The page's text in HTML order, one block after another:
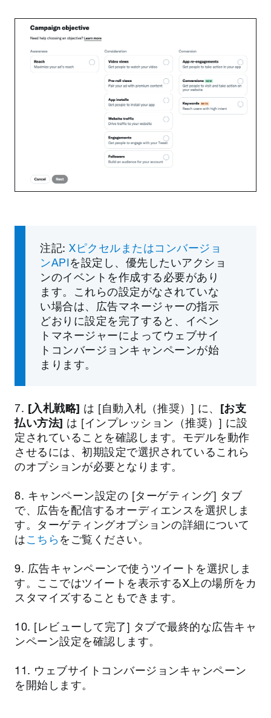
注記: Xピクセルまたはコンバージョ
ンAPIを設定し、優先したいアクショ
ンのイベントを作成する必要があり
ます。これらの設定がなされていな
い場合は、広告マネージャーの指示
どおりに設定を完了すると、イベン
トマネージャーによってウェブサイ
トコンバージョンキャンペーンが始
まります。
7. [入札戦略] は [自動入札（推奨）] に、 [お支
払い方法] は [インプレッション（推奨）] に設
定されていることを確認します。モデルを動作
させるには、初期設定で選択されているこれら
のオプションが必要となります。
8. キャンペーン設定の [ターゲティング] タブ
で、広告を配信するオーディエンスを選択しま
す。ターゲティングオプションの詳細について
はこちらをご覧ください。
9. 広告キャンペーンで使うツイートを選択しま
す。ここではツイートを表示するX上の場所をカ
スタマイズすることもできます。
10. [レビューして完了] タブで最終的な広告キャ
ンペーン設定を確認します。
11. ウェブサイトコンバージョンキャンペーン
を開始します。